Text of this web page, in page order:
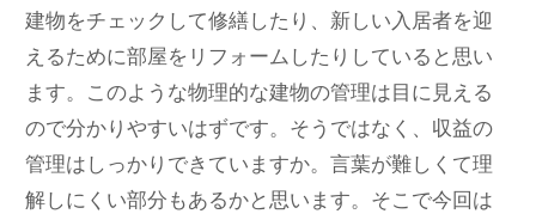
建物をチェックして修繕したり、新しい入居者を迎
えるために部屋をリフォームしたりしていると思い
ます。このような物理的な建物の管理は目に見える
ので分かりやすいはずです。そうではなく、収益の
管理はしっかりできていますか。言葉が難しくて理
解しにくい部分もあるかと思います。そこで今回は